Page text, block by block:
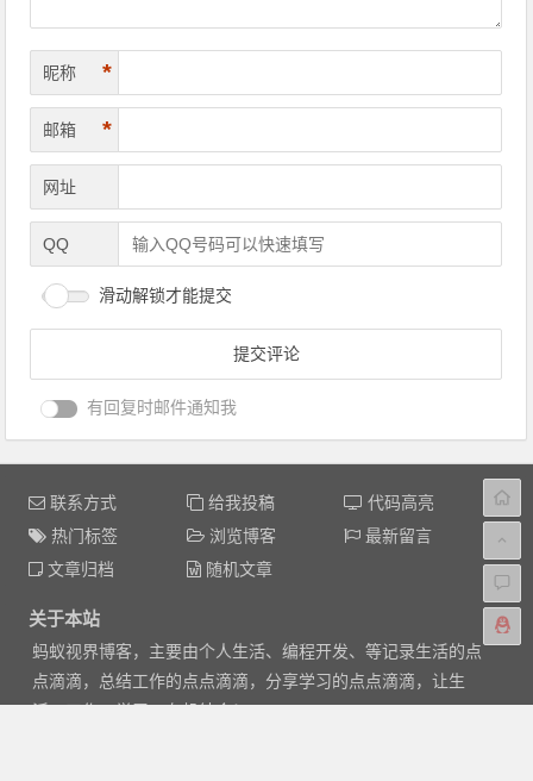
昵称 *
邮箱 *
网址
QQ
滑动解锁才能提交
有回复时邮件通知我
联系方式 给我投稿
代码高亮
热门标签
浏览博客
最新留言
文章归档
随机文章
关于本站
蚂蚁视界博客，主要由个人生活、编程开发、等记录生活的点
点滴滴，总结工作的点点滴滴，分享学习的点点滴滴，让生
活、工作、学习，有机结合！